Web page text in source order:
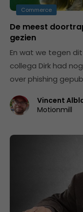
Commerce
De meest
gezien
En wat we tegen
collega Dirk had
over phishing
Vincent
Motionmill